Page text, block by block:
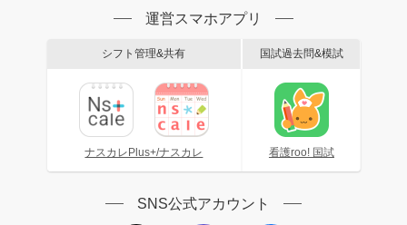
運営スマホアプリ
シフト管理&共有
ナスカレPlus+/ナスカレ
国試過去問&模試
看護roo! 国試
SNS公式アカウント